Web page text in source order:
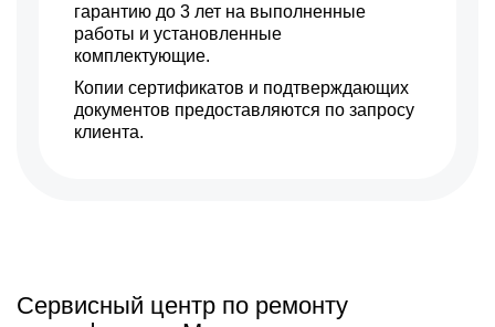
гарантию до 3 лет на выполненные
работы и установленные
комплектующие.
Копии сертификатов и подтверждающих
документов предоставляются по запросу
клиента.
Сервисный центр по ремонту